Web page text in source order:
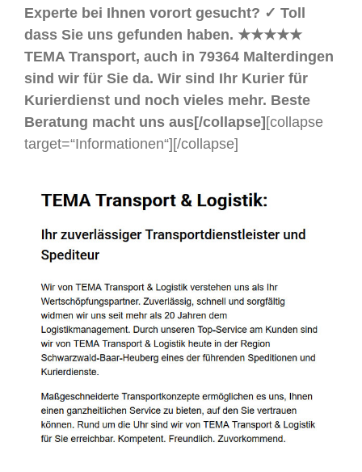
Experte bei Ihnen vorort gesucht? ✓ Toll
dass Sie uns gefunden haben. ★★★★★
TEMA Transport, auch in 79364 Malterdingen
sind wir für Sie da. Wir sind Ihr Kurier für
Kurierdienst und noch vieles mehr. Beste
Beratung macht uns aus[/collapse][collapse
target=“Informationen“][/collapse]